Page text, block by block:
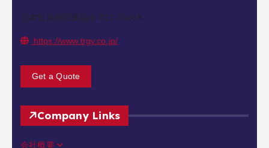
日本投資顧問業協会 022-00269
https://www.trgy.co.jp/
Get a Quote
Company Links
会社概要